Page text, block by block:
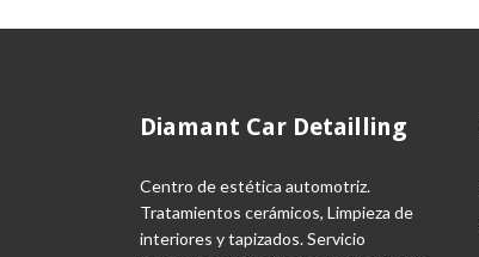
Diamant Car Detailling
Centro de estética automotriz.
Tratamientos cerámicos, Limpieza de
interiores y tapizados. Servicio